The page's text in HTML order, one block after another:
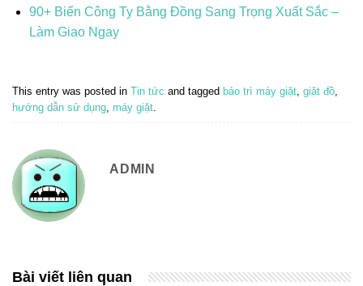
90+ Biển Công Ty Bằng Đồng Sang Trọng Xuất Sắc –
Làm Giao Ngay
This entry was posted in Tin tức and tagged bảo trì máy giặt giặt đồ
hướng dẫn sử dụng máy giặt
ADMIN
Bài viết liên quan